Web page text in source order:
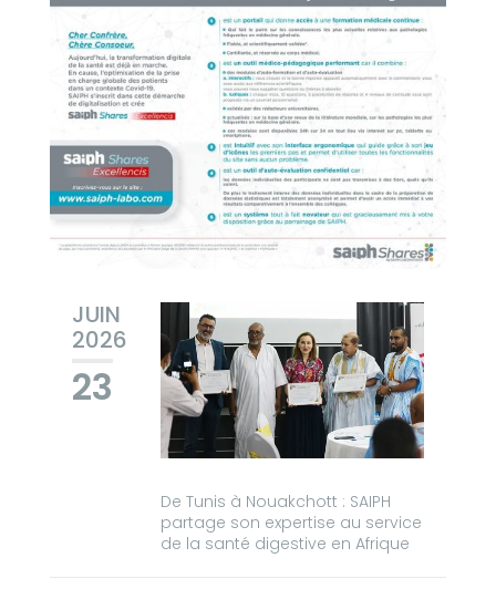
JUIN
2026
23
De Tunis à Nouakchott : SAIPH
partage son expertise au service
de la santé digestive en Afrique